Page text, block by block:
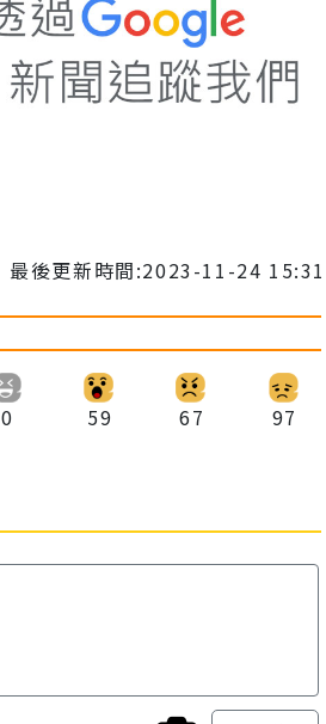
最後更新時間:2023-11-24 15:31
0 59 67 97